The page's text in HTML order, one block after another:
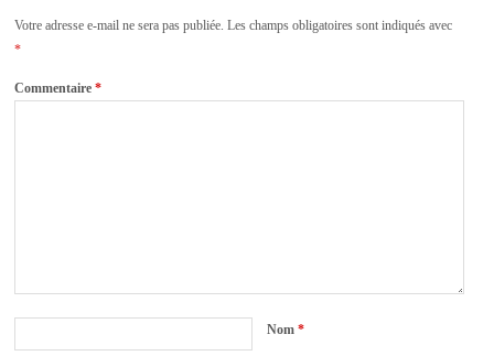
Votre adresse e-mail ne sera pas publiée. Les champs obligatoires sont indiqués avec
*
Commentaire*
Nom*